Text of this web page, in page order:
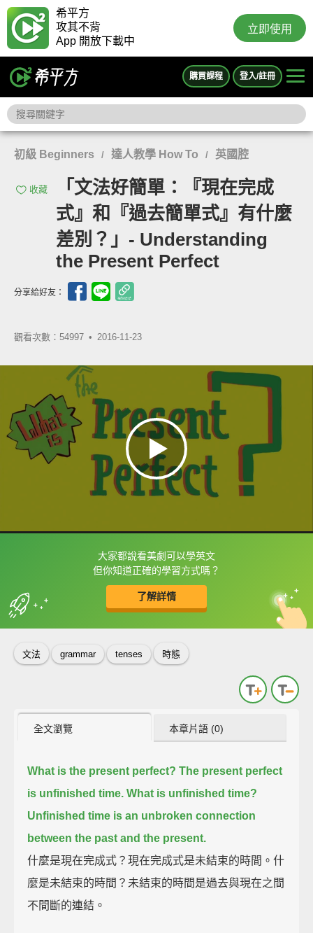
希平方
攻其不背
App 開放下載中
立即使用
購買課程 登入/註冊
初級 Beginners / 達人教學 How To / 英國腔
收藏
「文法好簡單：『現在完成
式』和『過去簡單式』有什麼
差別？」- Understanding
the Present Perfect
分享給好友：
觀看次數：54997 • 2016-11-23
大家都說看美劇可以學英文
但你知道正確的學習方式嗎？
了解詳情
框選或點兩下字幕可以直接查字典喔！
收錄佳句 中
英
文法 grammar tenses 時態
全文瀏覽 本章片語 (0)
What is the present perfect? The present perfect
is unfinished time. What is unfinished time?
Unfinished time is an unbroken connection
between the past and the present.
什麼是現在完成式？現在完成式是未結束的時間。什
麼是未結束的時間？未結束的時間是過去與現在之間
不間斷的連結。